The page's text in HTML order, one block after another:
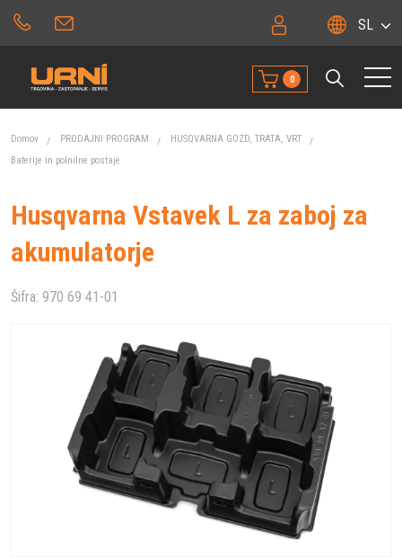
SL
0
Domov PRODAJNI PROGRAM
HUSQVARNA GOZD, TRATA, VRT
Baterije in polnilne postaje
Husqvarna Vstavek L za zaboj za
akumulatorje
Šifra: 970 69 41-01